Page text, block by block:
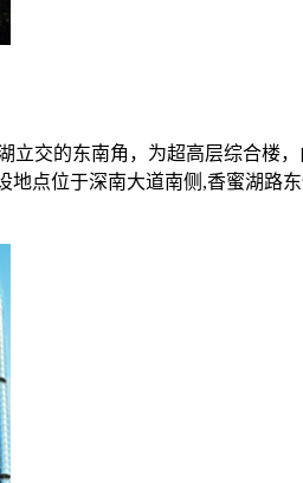
立交的东南角，为超高层综合楼
点位于深南大道南侧,香蜜湖路